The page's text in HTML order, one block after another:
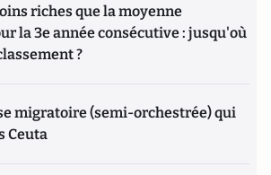
riches que la moyenne
la 3e année consécutive : jusqu'où
?
migratoire (semi-orchestrée) qui
Ceuta